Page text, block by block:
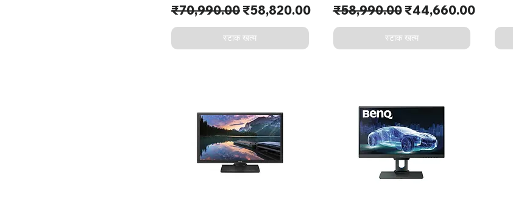
नियमित मूल्य
₹70,990.00 बिक्री मूल्य
₹58,820.00
स्टाक खत्म
नियमित मूल्य
₹58,990.00 बिक्री मूल्य
₹44,660.00
स्टाक खत्म